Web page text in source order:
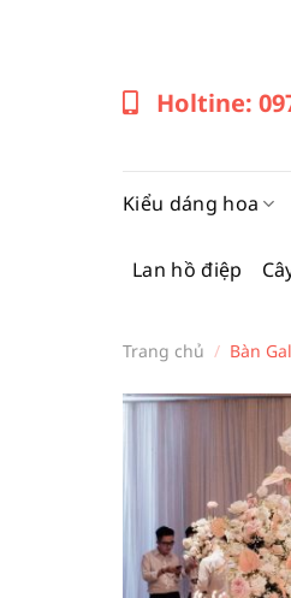
Holtine:
Kiểu dáng hoa
Lan hồ điệp
Trang chủ / Bàn